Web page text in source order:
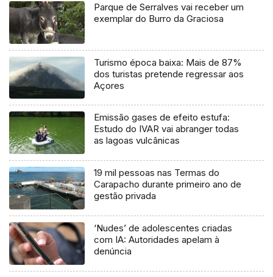
Parque de Serralves vai receber um
exemplar do Burro da Graciosa
Turismo época baixa: Mais de 87%
dos turistas pretende regressar aos
Açores
Emissão gases de efeito estufa:
Estudo do IVAR vai abranger todas
as lagoas vulcânicas
19 mil pessoas nas Termas do
Carapacho durante primeiro ano de
gestão privada
‘Nudes’ de adolescentes criadas
com IA: Autoridades apelam à
denúncia